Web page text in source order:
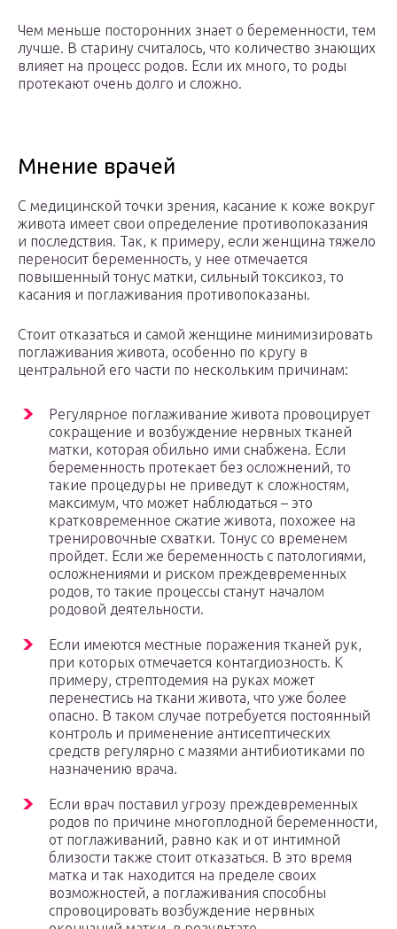
Чем меньше посторонних знает о беременности, тем
лучше. В старину считалось, что количество знающих
влияет на процесс родов. Если их много, то роды
протекают очень долго и сложно.
Мнение врачей
С медицинской точки зрения, касание к коже вокруг
живота имеет свои определение противопоказания
и последствия. Так, к примеру, если женщина тяжело
переносит беременность, у нее отмечается
повышенный тонус матки, сильный токсикоз, то
касания и поглаживания противопоказаны.
Стоит отказаться и самой женщине минимизировать
поглаживания живота, особенно по кругу в
центральной его части по нескольким причинам:
Регулярное поглаживание живота провоцирует
сокращение и возбуждение нервных тканей
матки, которая обильно ими снабжена. Если
беременность протекает без осложнений, то
такие процедуры не приведут к сложностям,
максимум, что может наблюдаться – это
кратковременное сжатие живота, похожее на
тренировочные схватки. Тонус со временем
пройдет. Если же беременность с патологиями,
осложнениями и риском преждевременных
родов, то такие процессы станут началом
родовой деятельности.
Если имеются местные поражения тканей рук,
при которых отмечается контагдиозность. К
примеру, стрептодемия на руках может
перенестись на ткани живота, что уже более
опасно. В таком случае потребуется постоянный
контроль и применение антисептических
средств регулярно с мазями антибиотиками по
назначению врача.
Если врач поставил угрозу преждевременных
родов по причине многоплодной беременности,
от поглаживаний, равно как и от интимной
близости также стоит отказаться. В это время
матка и так находится на пределе своих
возможностей, а поглаживания способны
спровоцировать возбуждение нервных